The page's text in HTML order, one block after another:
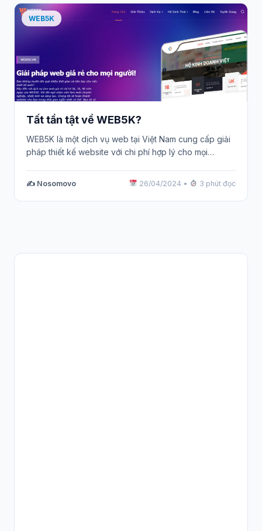
WEB5K
Tất tần tật về WEB5K?
WEB5K là một dịch vụ web tại Việt Nam cung cấp giải
pháp thiết kế website với chi phí hợp lý cho mọi…
✍️ Nosomovo 26/04/2024 • 3 phút đọc